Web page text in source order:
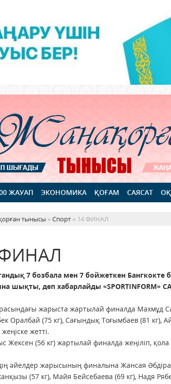
ЖАУАП ЭКОНОМИКА ҚОҒАМ САЯСАТ
тынысы »Спорт » 14 ФИНАЛ
7 бозбала мен 7 бойжеткен
шықты, деп хабарлайды «SPORTINFORM»
жарыста жартылай финалда Махмұд
Оралбай (75 кг), Сағындық Тоғымбаев (81 кг),
жетті.
Жексен (56 кг) жартылай финалда жеңіліп, қола
әйелдер жарысының финалына Жансая
(57 кг), Майя Бейсебаева (69 кг), Надя